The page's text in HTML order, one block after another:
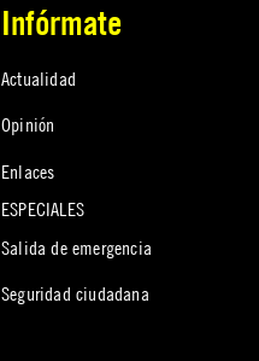
Infórmate
Actualidad
Opinión
Enlaces
ESPECIALES
Salida de emergencia
Seguridad ciudadana